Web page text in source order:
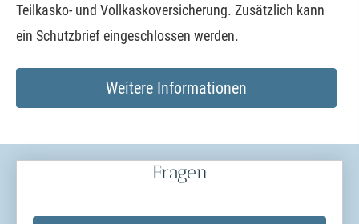
Teilkasko- und Vollkaskoversicherung. Zusätzlich kann
ein Schutzbrief eingeschlossen werden.
Weitere Informationen
Fragen